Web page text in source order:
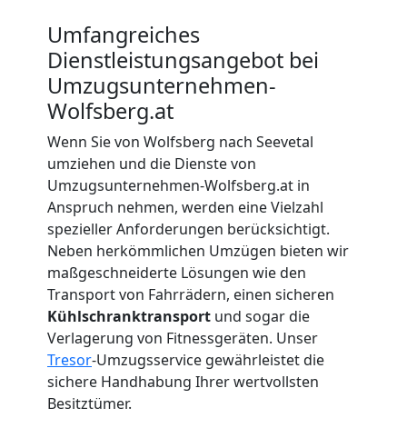
Umfangreiches
Dienstleistungsangebot bei
Umzugsunternehmen-
Wolfsberg.at
Wenn Sie von Wolfsberg nach Seevetal
umziehen und die Dienste von
Umzugsunternehmen-Wolfsberg.at in
Anspruch nehmen, werden eine Vielzahl
spezieller Anforderungen berücksichtigt.
Neben herkömmlichen Umzügen bieten wir
maßgeschneiderte Lösungen wie den
Transport von Fahrrädern, einen sicheren
Kühlschranktransport und sogar die
Verlagerung von Fitnessgeräten. Unser
Tresor-Umzugsservice gewährleistet die
sichere Handhabung Ihrer wertvollsten
Besitztümer.
Wolfsberg
Beiladung
Wolfsberg
Mini
Umzug
Wolfsberg
Umzug